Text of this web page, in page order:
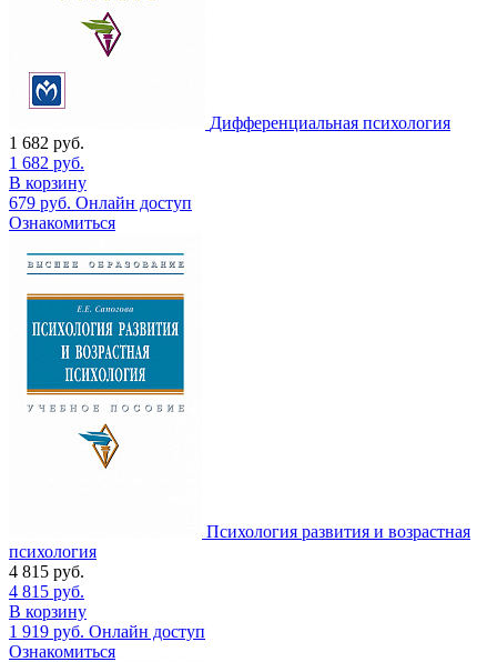
Дифференциальная психология
1 682 руб.
1 682 руб.
В корзину
679 руб. Онлайн доступ
Ознакомиться
Психология развития и возрастная
психология
4 815 руб.
4 815 руб.
В корзину
1 919 руб. Онлайн доступ
Ознакомиться